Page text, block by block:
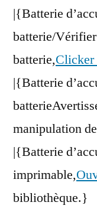
|{Batterie
batterie/
batterie,
|{Batterie
manipulation
|{Batterie
imprimable,
bibliothèque.}